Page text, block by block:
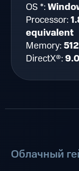
OS *:
Processor:
equivalent
Memory:
DirectX®:9.0
Облачный